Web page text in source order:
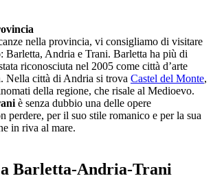
nella provincia, vi consigliamo di visitare
Barletta, Andria e Trani. Barletta ha più di
riconosciuta nel 2005 come città d’arte
Nella città di Andria si trova Castel del Monte,
della regione, che risale al Medioevo.
è senza dubbio una delle opere
perdere, per il suo stile romanico e per la sua
in riva al mare.
a Barletta-Andria-Trani